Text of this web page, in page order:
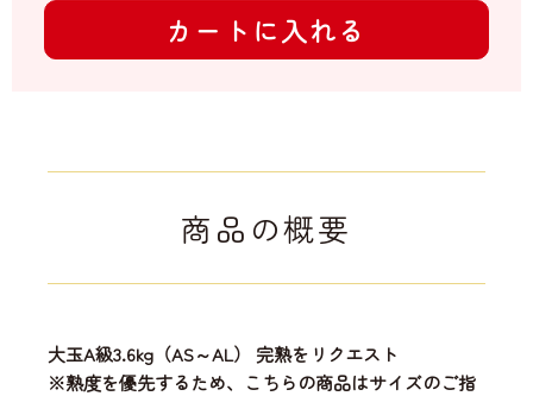
カートに入れる
商品の概要
大玉A級3.6kg（AS～AL） 完熟をリクエスト
※熟度を優先するため、こちらの商品はサイズのご指